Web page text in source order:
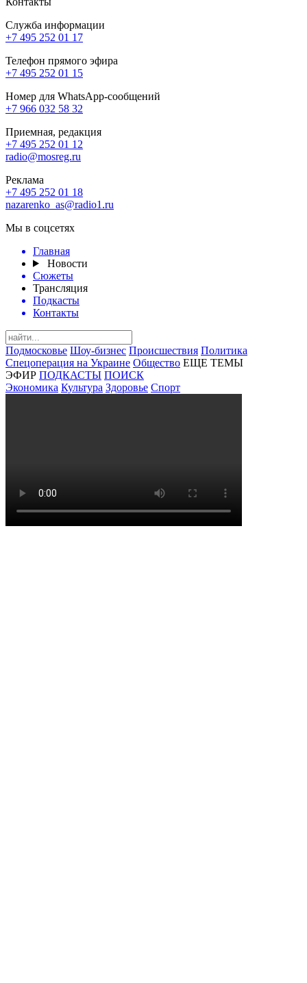
Служба информации
+7 495 252 01 17
Телефон прямого эфира
+7 495 252 01 15
Номер для WhatsApp-сообщений
+7 966 032 58 32
Приемная, редакция
+7 495 252 01 12
radio@mosreg.ru
Реклама
+7 495 252 01 18
nazarenko_as@radio1.ru
Мы в соцсетях
Главная
Новости
Сюжеты
Трансляция
Подкасты
Контакты
Подмосковье Шоу-бизнес Происшествия Политика
Спецоперация на Украине Общество ЕЩЕ ТЕМЫ
ЭФИР ПОДКАСТЫ ПОИСК
Экономика Культура Здоровье Спорт